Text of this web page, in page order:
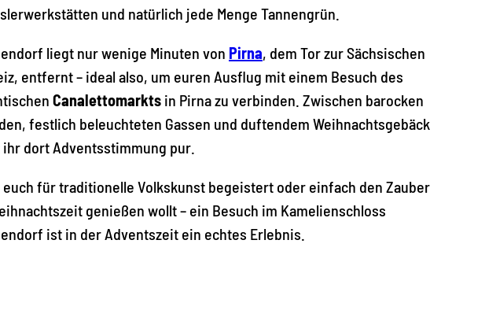
und natürlich jede Menge Tannengrün.
liegt nur wenige Minuten von Pirna, dem Tor zur Sächsischen
entfernt – ideal also, um euren Ausflug mit einem Besuch des
Canalettomarkts in Pirna zu verbinden. Zwischen barocken
festlich beleuchteten Gassen und duftendem Weihnachtsgebäck
dort Adventsstimmung pur.
euch für traditionelle Volkskunst begeistert oder einfach den Zauber
genießen wollt – ein Besuch im Kamelienschloss
ist in der Adventszeit ein echtes Erlebnis.